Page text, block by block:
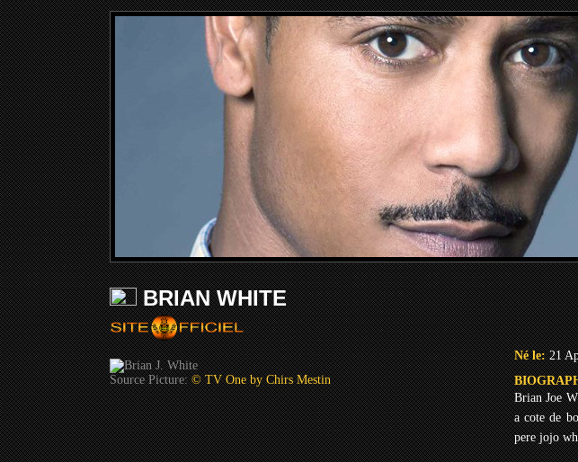
BRIAN WHITE
Source Picture:© TV One by Chirs Mestin
Né le:21
Brian Joe
a cote de
pere jojo